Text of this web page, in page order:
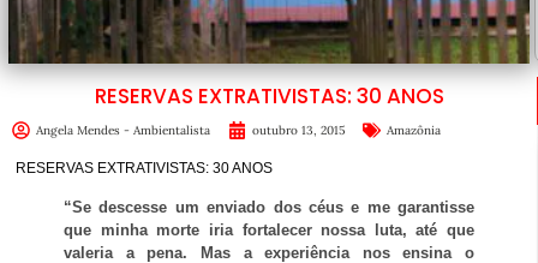
RESERVAS EXTRATIVISTAS: 30 ANOS
Angela Mendes - Ambientalista outubro 13, 2015 Amazônia
RESERVAS EXTRATIVISTAS: 30 ANOS
“Se descesse um enviado dos céus e me garantisse
que minha morte iria fortalecer nossa luta, até que
valeria a pena. Mas a experiência nos ensina o